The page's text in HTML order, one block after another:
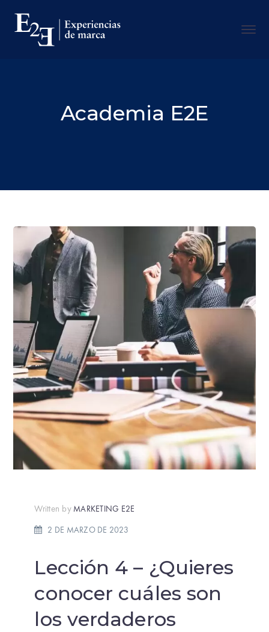
Academia E2E
Written by MARKETING E2E
2 DE MARZO DE 2023
Lección 4 – ¿Quieres
conocer cuáles son
los verdaderos